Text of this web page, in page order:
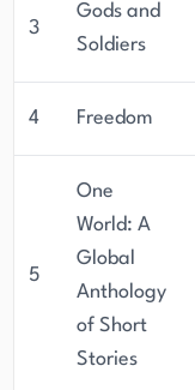
3
Gods and
Soldiers
4 Freedom
5
One
World: A
Global
Anthology
of Short
Stories